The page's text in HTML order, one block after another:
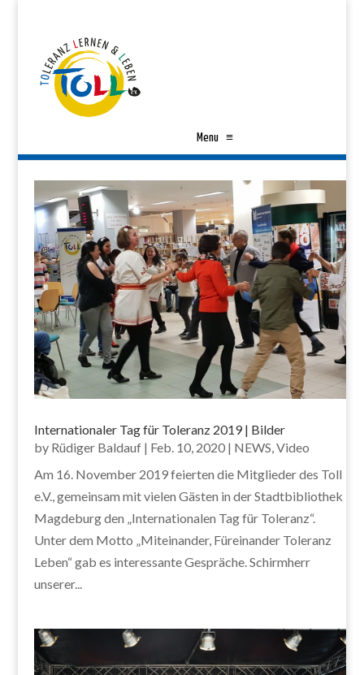
Menu ≡
Internationaler Tag für Toleranz 2019 | Bilder
by Rüdiger Baldauf | Feb. 10, 2020 | NEWS,Video
Am 16. November 2019 feierten die Mitglieder des Toll
e.V., gemeinsam mit vielen Gästen in der Stadtbibliothek
Magdeburg den „Internationalen Tag für Toleranz“.
Unter dem Motto „Miteinander, Füreinander Toleranz
Leben“ gab es interessante Gespräche. Schirmherr
unserer...